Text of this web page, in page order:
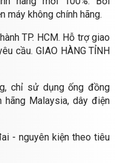
máy không chính hãng.
TP. HCM. Hỗ trợ giao
cầu. GIAO HÀNG TỈNH
chỉ sử dụng ống đồng
hãng Malaysia, dây điện
- nguyên kiện theo tiêu